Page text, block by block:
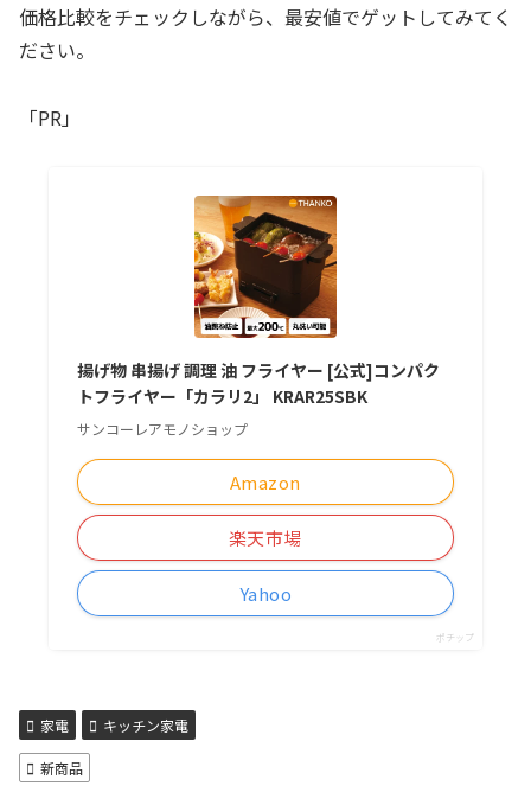
価格比較をチェックしながら、最安値でゲットしてみてく
ださい。
「PR」
揚げ物 串揚げ 調理 油 フライヤー [公式]コンパク
トフライヤー「カラリ2」 KRAR25SBK
サンコーレアモノショップ
Amazon
楽天市場
Yahoo
ポチップ
家電 キッチン家電
新商品